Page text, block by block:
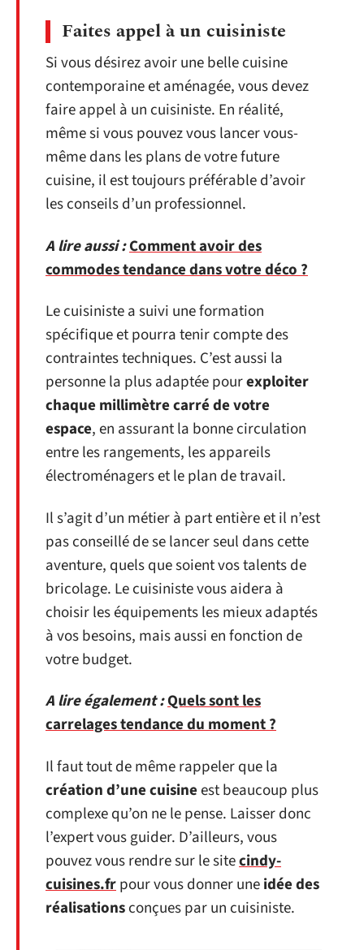
Faites appel à un cuisiniste
Si vous désirez avoir une belle cuisine
contemporaine et aménagée, vous devez
faire appel à un cuisiniste. En réalité,
même si vous pouvez vous lancer vous-
même dans les plans de votre future
cuisine, il est toujours préférable d’avoir
les conseils d’un professionnel.
A lire aussi :Comment avoir des
commodes tendance dans votre déco ?
Le cuisiniste a suivi une formation
spécifique et pourra tenir compte des
contraintes techniques. C’est aussi la
personne la plus adaptée pourexploiter
chaque millimètre carré de votre
espace, en assurant la bonne circulation
entre les rangements, les appareils
électroménagers et le plan de travail.
Il s’agit d’un métier à part entière et il n’est
pas conseillé de se lancer seul dans cette
aventure, quels que soient vos talents de
bricolage. Le cuisiniste vous aidera à
choisir les équipements les mieux adaptés
à vos besoins, mais aussi en fonction de
votre budget.
A lire également :Quels sont les
carrelages tendance du moment ?
Il faut tout de même rappeler que la
création d’une cuisineest beaucoup plus
complexe qu’on ne le pense. Laisser donc
l’expert vous guider. D’ailleurs, vous
pouvez vous rendre sur le sitecindy-
cuisines.frpour vous donner uneidée des
réalisationsconçues par un cuisiniste.